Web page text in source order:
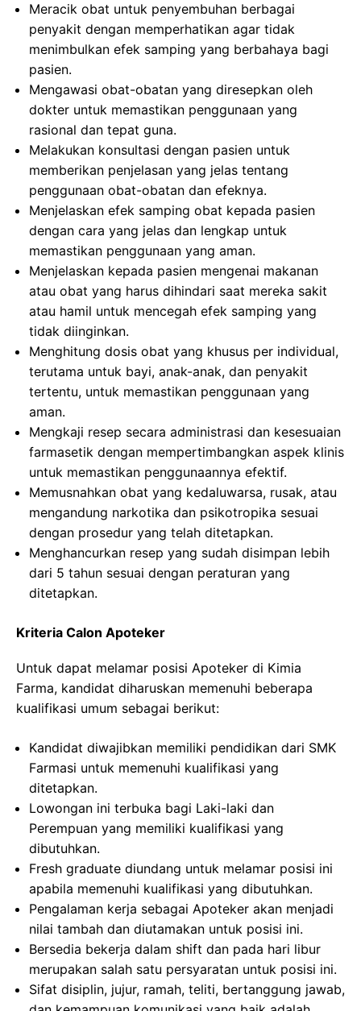
Meracik obat untuk penyembuhan berbagai
penyakit dengan memperhatikan agar tidak
menimbulkan efek samping yang berbahaya bagi
pasien.
Mengawasi obat-obatan yang diresepkan oleh
dokter untuk memastikan penggunaan yang
rasional dan tepat guna.
Melakukan konsultasi dengan pasien untuk
memberikan penjelasan yang jelas tentang
penggunaan obat-obatan dan efeknya.
Menjelaskan efek samping obat kepada pasien
dengan cara yang jelas dan lengkap untuk
memastikan penggunaan yang aman.
Menjelaskan kepada pasien mengenai makanan
atau obat yang harus dihindari saat mereka sakit
atau hamil untuk mencegah efek samping yang
tidak diinginkan.
Menghitung dosis obat yang khusus per individual,
terutama untuk bayi, anak-anak, dan penyakit
tertentu, untuk memastikan penggunaan yang
aman.
Mengkaji resep secara administrasi dan kesesuaian
farmasetik dengan mempertimbangkan aspek klinis
untuk memastikan penggunaannya efektif.
Memusnahkan obat yang kedaluwarsa, rusak, atau
mengandung narkotika dan psikotropika sesuai
dengan prosedur yang telah ditetapkan.
Menghancurkan resep yang sudah disimpan lebih
dari 5 tahun sesuai dengan peraturan yang
ditetapkan.
Kriteria Calon Apoteker
Untuk dapat melamar posisi Apoteker di Kimia
Farma, kandidat diharuskan memenuhi beberapa
kualifikasi umum sebagai berikut:
Kandidat diwajibkan memiliki pendidikan dari SMK
Farmasi untuk memenuhi kualifikasi yang
ditetapkan.
Lowongan ini terbuka bagi Laki-laki dan
Perempuan yang memiliki kualifikasi yang
dibutuhkan.
Fresh graduate diundang untuk melamar posisi ini
apabila memenuhi kualifikasi yang dibutuhkan.
Pengalaman kerja sebagai Apoteker akan menjadi
nilai tambah dan diutamakan untuk posisi ini.
Bersedia bekerja dalam shift dan pada hari libur
merupakan salah satu persyaratan untuk posisi ini.
Sifat disiplin, jujur, ramah, teliti, bertanggung jawab,